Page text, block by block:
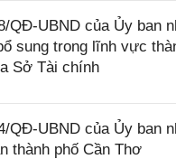
QĐ-UBND của Ủy ban
sung trong lĩnh vực
Sở Tài chính
QĐ-UBND của Ủy ban
thành phố Cần Thơ